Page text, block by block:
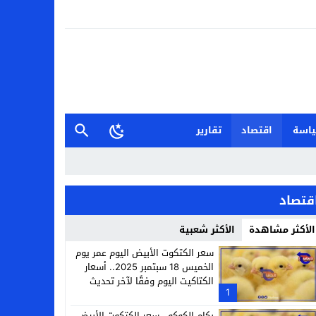
اقتصاد
تقارير
الأكثر مشاهدة الأكثر شعبية
1
سعر الكتكوت الأبيض اليوم عمر يوم
الخميس 18 سبتمبر 2025.. أسعار
الكتاكيت اليوم وفقًا لآخر تحديث